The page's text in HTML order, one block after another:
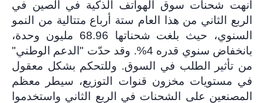
أنهت شحنات سوق الهواتف الذكية في الصين في
الربع الثاني من هذا العام ستة أرباع متتالية من النمو
السنوي، حيث بلغت شحناتها 68.96 مليون وحدة،
بانخفاض سنوي قدره 4%. وقد حدّت "الدعم الوطني"
من تأثير الطلب في السوق. وللتحكم بشكل معقول
في مستويات مخزون قنوات التوزيع، سيطر معظم
المصنعين على الشحنات في الربع الثاني واستخدموا